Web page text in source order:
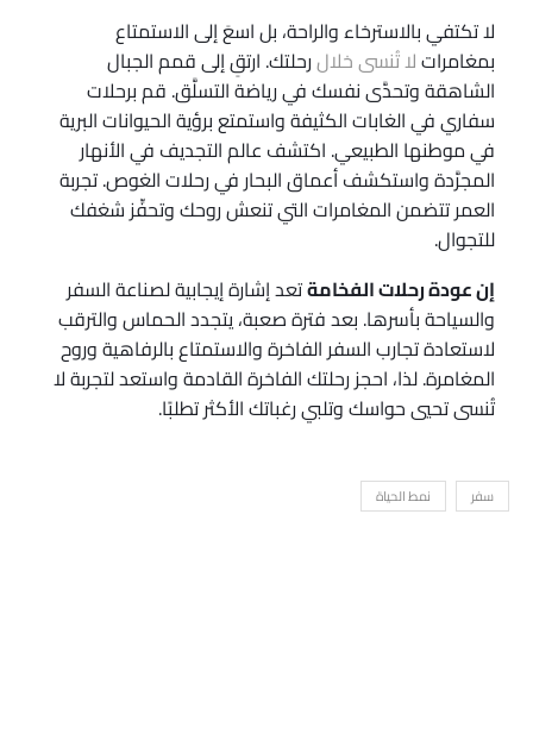
لا تكتفي بالاسترخاء والراحة، بل اسعَ إلى الاستمتاع
بمغامراتلا تُنسى خلالرحلتك. ارتقِ إلى قمم الجبال
الشاهقة وتحدَّى نفسك في رياضة التسلَّق. قم برحلات
سفاري في الغابات الكثيفة واستمتع برؤية الحيوانات البرية
في موطنها الطبيعي. اكتشف عالم التجديف في الأنهار
المجرَّدة واستكشف أعماق البحار في رحلات الغوص. تجربة
العمر تتضمن المغامرات التي تنعش روحك وتحفِّز شغفك
للتجوال.
إن عودة رحلات الفخامةتعد إشارة إيجابية لصناعة السفر
والسياحة بأسرها. بعد فترة صعبة، يتجدد الحماس والترقب
لاستعادة تجارب السفر الفاخرة والاستمتاع بالرفاهية وروح
المغامرة. لذا، احجز رحلتك الفاخرة القادمة واستعد لتجربة لا
تُنسى تحيي حواسك وتلبي رغباتك الأكثر تطلبًا.
سفر نمط الحياة